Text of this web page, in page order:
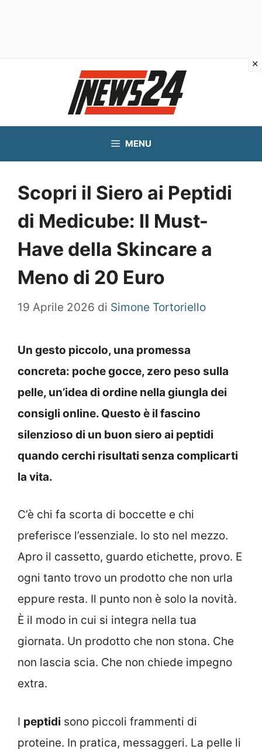
MENU
Scopri il Siero ai Peptidi
di Medicube: Il Must-
Have della Skincare a
Meno di 20 Euro
19 Aprile 2026 di Simone Tortoriello
Un gesto piccolo, una promessa
concreta: poche gocce, zero peso sulla
pelle, un’idea di ordine nella giungla dei
consigli online. Questo è il fascino
silenzioso di un buon siero ai peptidi
quando cerchi risultati senza complicarti
la vita.
C’è chi fa scorta di boccette e chi
preferisce l’essenziale. Io sto nel mezzo.
Apro il cassetto, guardo etichette, provo. E
ogni tanto trovo un prodotto che non urla
eppure resta. Il punto non è solo la novità.
È il modo in cui si integra nella tua
giornata. Un prodotto che non stona. Che
non lascia scia. Che non chiede impegno
extra.
I peptidi sono piccoli frammenti di
proteine. In pratica, messaggeri. La pelle li